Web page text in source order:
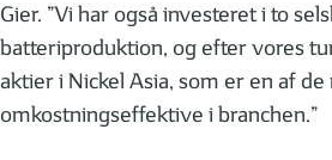
Gier. ”Vi har også investeret i to
batteriproduktion, og efter vores
aktier i Nickel Asia, som er en af de
omkostningseffektive i branchen.”